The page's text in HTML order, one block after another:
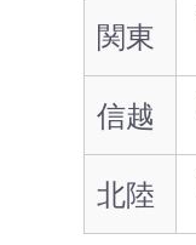
関東
信越
北陸